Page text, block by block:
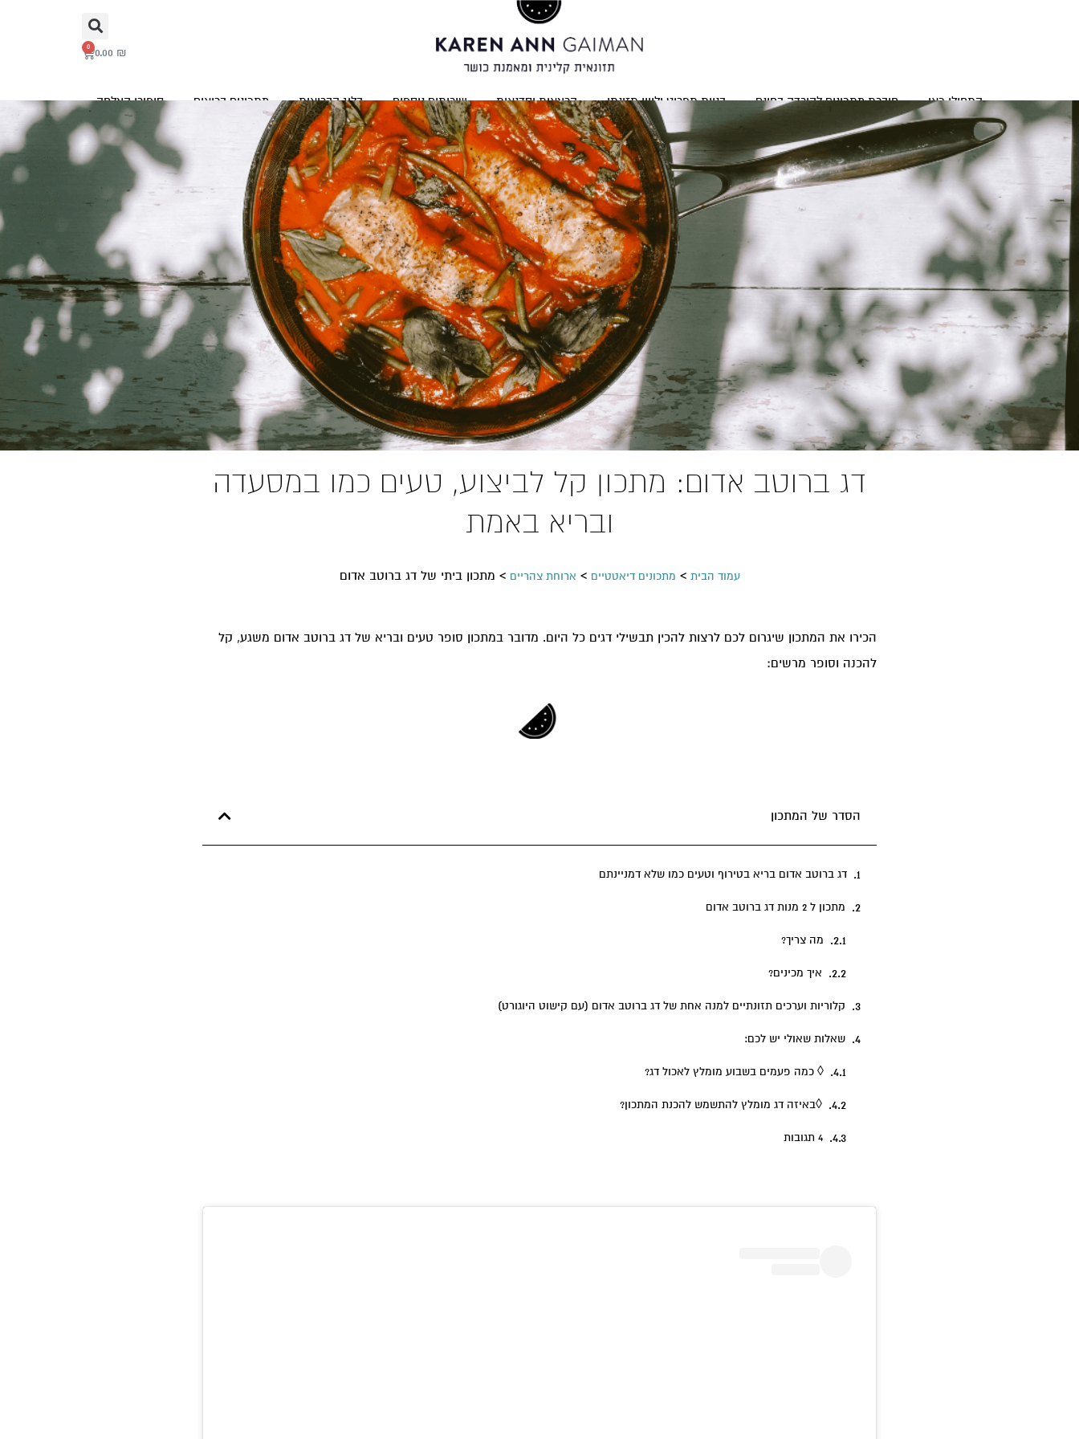
0.00 ₪
0
התחילו כאן חוברת מתכונים להורדה בחינם בניית תפריט וליווי תזונתי הרצאות וסדנאות שירותים נוספים בלוג הבריאות מתכונים בריאים סיפורי הצלחה
דג ברוטב אדום: מתכון קל לביצוע, טעים כמו במסעדה
ובריא באמת
עמוד הבית > מתכונים דיאטטיים > ארוחת צהריים > מתכון ביתי של דג ברוטב אדום
הכירו את המתכון שיגרום לכם לרצות להכין תבשילי דגים כל היום. מדובר במתכון סופר טעים ובריא של דג ברוטב אדום משגע, קל
להכנה וסופר מרשים:
הסדר של המתכון
דג ברוטב אדום בריא בטירוף וטעים כמו שלא דמניינתם
מתכון ל 2 מנות דג ברוטב אדום
מה צריך?
איך מכינים?
קלוריות וערכים תזונתיים למנה אחת של דג ברוטב אדום (עם קישוט היוגורט)
שאלות שאולי יש לכם:
◊ כמה פעמים בשבוע מומלץ לאכול דג?
◊באיזה דג מומלץ להתשמש להכנת המתכון?
4 תגובות